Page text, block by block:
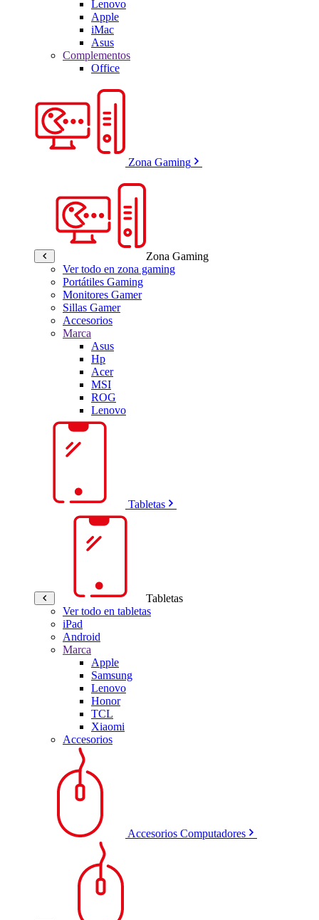
Lenovo
Apple
iMac
Asus
Complementos
Office
Zona Gaming
Zona Gaming
Ver todo en zona gaming
Portátiles Gaming
Monitores Gamer
Sillas Gamer
Accesorios
Marca
Asus
Hp
Acer
MSI
ROG
Lenovo
Tabletas
Tabletas
Ver todo en tabletas
iPad
Android
Marca
Apple
Samsung
Lenovo
Honor
TCL
Xiaomi
Accesorios
Accesorios Computadores